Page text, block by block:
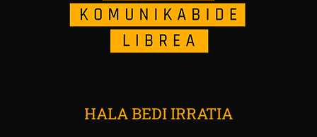
HALA BEDI IRRATIA